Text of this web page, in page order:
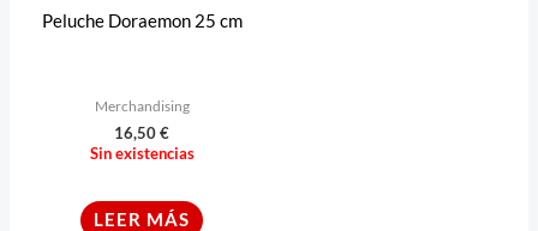
Peluche Doraemon 25 cm
Merchandising
16,50€
Sin existencias
LEER MÁS